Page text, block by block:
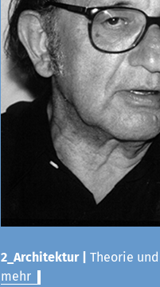
2_Architektur | Theorie und
mehr